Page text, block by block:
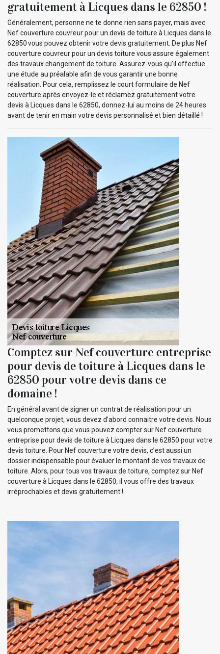
gratuitement à Licques dans le 62850 !
Généralement, personne ne te donne rien sans payer, mais avec
Nef couverture couvreur pour un devis de toiture à Licques dans le
62850 vous pouvez obtenir votre devis gratuitement. De plus Nef
couverture couvreur pour un devis toiture vous assure également
des travaux changement de toiture. Assurez-vous qu’il effectue
une étude au préalable afin de vous garantir une bonne
réalisation. Pour cela, remplissez le court formulaire de Nef
couverture après envoyez-le et réclamez gratuitement votre
devis à Licques dans le 62850, donnez-lui au moins de 24 heures
avant de tenir en main votre devis personnalisé et bien détaillé !
Comptez sur Nef couverture entreprise
pour devis de toiture à Licques dans le
62850 pour votre devis dans ce
domaine !
En général avant de signer un contrat de réalisation pour un
quelconque projet, vous devez d’abord connaitre votre devis. Nous
vous promettons que vous pouvez compter sur Nef couverture
entreprise pour devis de toiture à Licques dans le 62850 pour votre
devis toiture. Pour Nef couverture votre devis, c’est aussi un
dossier indispensable pour évaluer le montant de vos travaux de
toiture. Alors, pour tous vos travaux de toiture, comptez sur Nef
couverture à Licques dans le 62850, il vous offre des travaux
irréprochables et devis gratuitement !